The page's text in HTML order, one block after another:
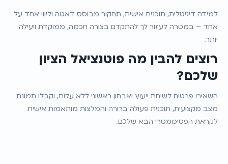
למידה דיגיטלית, תוכנית אישית, תחקור מבוסס דאטה וליווי אחד על
אחד – במטרה לעזור לך להתקדם בצורה חכמה, ממוקדת ויעילה
יותר.
רוצים להבין מה פוטנציאל הציון
שלכם?
השאירו פרטים לשיחת ייעוץ ואבחון ראשוני ללא עלות, וקבלו תמונת
מצב מקצועית, תוכנית פעולה ברורה והמלצות מותאמות אישית
לקראת הפסיכומטרי הבא שלכם.